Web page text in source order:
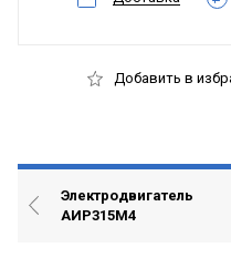
Добавить в
Электродвигатель
АИР315М4